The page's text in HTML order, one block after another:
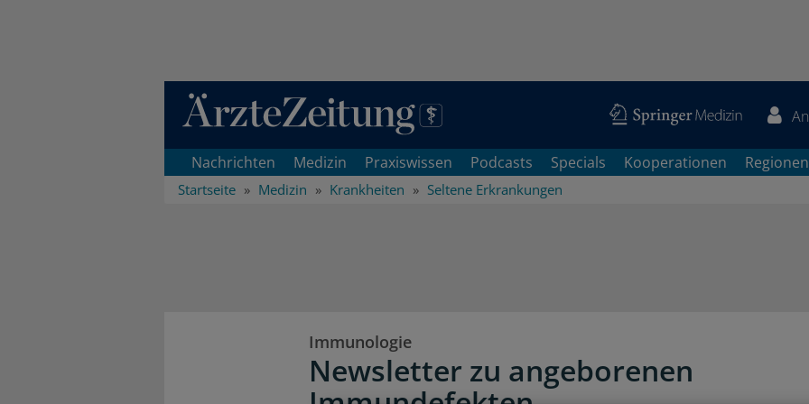
Direkt zum Inhaltsbereich
Nachrichten Medizin Praxiswissen Podcasts Specials Kooperationen Regionen
Startseite Medizin Krankheiten Seltene Erkrankungen
Immunologie
Newsletter zu angeborenen